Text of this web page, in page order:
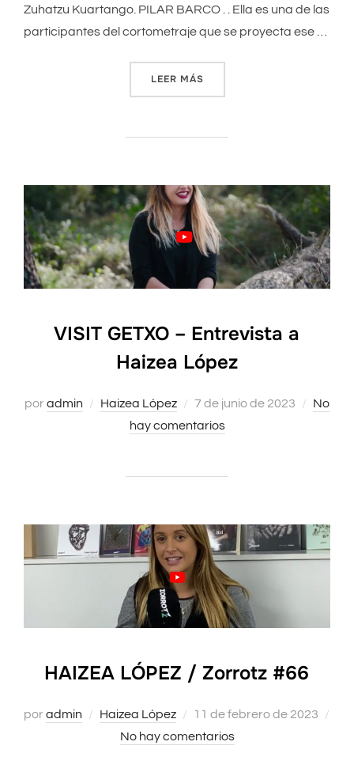
Zuhatzu Kuartango. PILAR BARCO . . Ella es una de las
participantes del cortometraje que se proyecta ese …
LEER MÁS
VISIT GETXO – Entrevista a
Haizea López
poradmin Haizea López
Publicado
el
7 de junio de 2023
No
hay comentarios
HAIZEA LÓPEZ / Zorrotz #66
poradmin Haizea López
Publicado
el
11 de febrero de 2023
No hay comentarios